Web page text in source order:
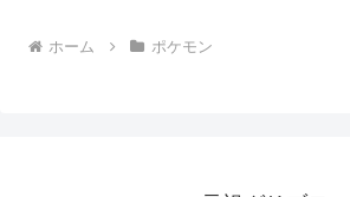
ホーム ポケモン